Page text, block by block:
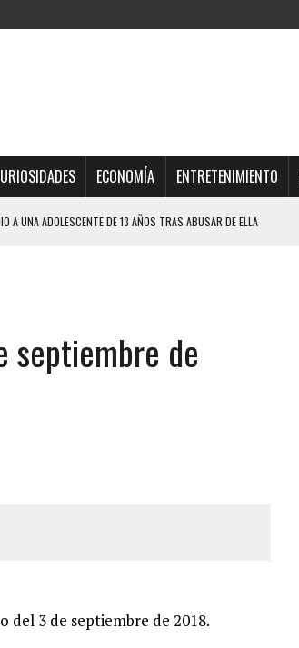
ECONOMÍA ENTRETENIMIENTO
Y SU FAMILIA TRAS LOS TERREMOTOS: CAYERON
DE ELLOS EN MATURÍN
20 PERSONAS ADENTRO
EN REUNIÓN CON AMIGOS
13 AÑOS TRAS ABUSAR DE ELLA
septiembre de
del 3 de septiembre de 2018.